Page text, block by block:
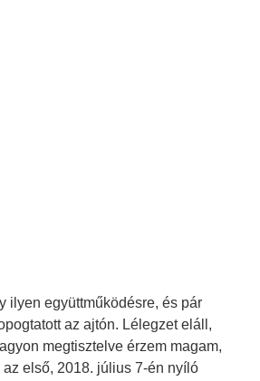
ilyen együttműködésre, és pár
az ajtón. Lélegzet eláll,
megtisztelve érzem magam,
első, 2018. július 7-én nyíló